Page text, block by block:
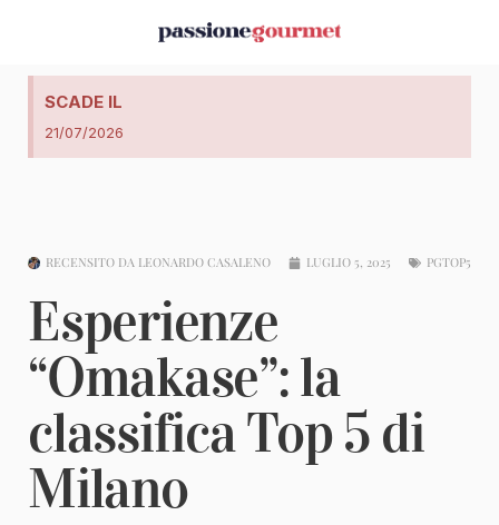
SCADE IL
21/07/2026
RECENSITO DA LEONARDO CASALENO LUGLIO 5, 2025 PGTOP5
Esperienze
“Omakase”: la
classifica Top 5 di
Milano